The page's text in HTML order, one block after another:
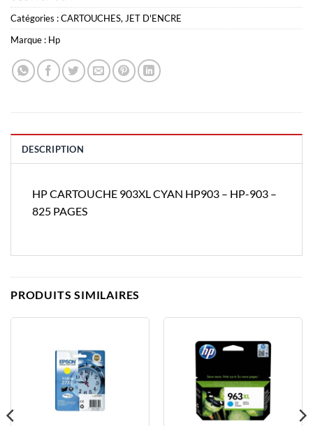
Catégories :CARTOUCHES, JET D'ENCRE
Marque : Hp
DESCRIPTION
HP CARTOUCHE 903XL CYAN HP903 – HP-903 –
825 PAGES
PRODUITS SIMILAIRES